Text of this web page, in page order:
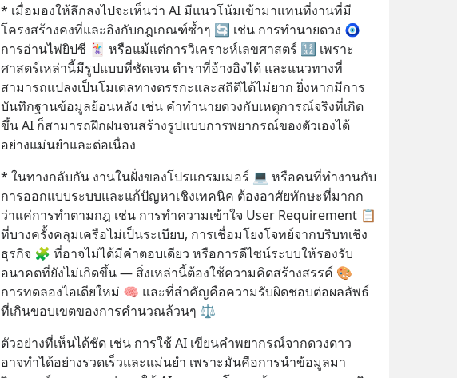
* เมื่อมองให้ลึกลงไปจะเห็นว่า AI มีแนวโน้มเข้ามาแทนที่งานที่มี
โครงสร้างคงที่และอิงกับกฎเกณฑ์ซ้ำๆ 🔄 เช่น การทำนายดวง 🧿
การอ่านไพ่ยิปซี 🃏 หรือแม้แต่การวิเคราะห์เลขศาสตร์ 🔢 เพราะ
ศาสตร์เหล่านี้มีรูปแบบที่ชัดเจน ตำราที่อ้างอิงได้ และแนวทางที่
สามารถแปลงเป็นโมเดลทางตรรกะและสถิติได้ไม่ยาก ยิ่งหากมีการ
บันทึกฐานข้อมูลย้อนหลัง เช่น คำทำนายดวงกับเหตุการณ์จริงที่เกิด
ขึ้น AI ก็สามารถฝึกฝนจนสร้างรูปแบบการพยากรณ์ของตัวเองได้
อย่างแม่นยำและต่อเนื่อง
* ในทางกลับกัน งานในฝั่งของโปรแกรมเมอร์ 💻 หรือคนที่ทำงานกับ
การออกแบบระบบและแก้ปัญหาเชิงเทคนิค ต้องอาศัยทักษะที่มากก
ว่าแค่การทำตามกฎ เช่น การทำความเข้าใจ User Requirement 📋
ที่บางครั้งคลุมเครือไม่เป็นระเบียบ, การเชื่อมโยงโจทย์จากบริบทเชิง
ธุรกิจ 🧩 ที่อาจไม่ได้มีคำตอบเดียว หรือการดีไซน์ระบบให้รองรับ
อนาคตที่ยังไม่เกิดขึ้น — สิ่งเหล่านี้ต้องใช้ความคิดสร้างสรรค์ 🎨
การทดลองไอเดียใหม่ 🧠 และที่สำคัญคือความรับผิดชอบต่อผลลัพธ์
ที่เกินขอบเขตของการคำนวณล้วนๆ ⚖️
ตัวอย่างที่เห็นได้ชัด เช่น การใช้ AI เขียนคำพยากรณ์จากดวงดาว
อาจทำได้อย่างรวดเร็วและแม่นยำ เพราะมันคือการนำข้อมูลมา